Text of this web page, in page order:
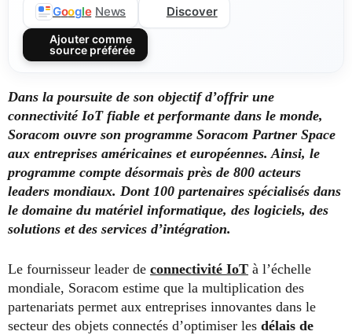
Google News Discover
Ajouter comme
source préférée
Dans la poursuite de son objectif d’offrir une
connectivité IoT fiable et performante dans le monde,
Soracom ouvre son programme Soracom Partner Space
aux entreprises américaines et européennes. Ainsi, le
programme compte désormais près de 800 acteurs
leaders mondiaux. Dont 100 partenaires spécialisés dans
le domaine du matériel informatique, des logiciels, des
solutions et des services d’intégration.
Le fournisseur leader de connectivité IoT à l’échelle
mondiale, Soracom estime que la multiplication des
partenariats permet aux entreprises innovantes dans le
secteur des objets connectés d’optimiser les délais de